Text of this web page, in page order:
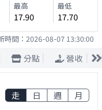
最高
17.90
最低
17.70
時間： 2026-08-07 13:30:00
分點 營收
走 日 週 月